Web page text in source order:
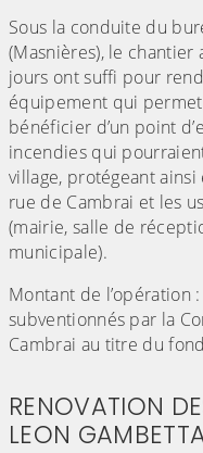
Sous la conduite du
(Masnières), le
jours ont suffi pour
équipement qui
bénéficier d’un point
incendies qui
village, protégeant
rue de Cambrai et les
(mairie, salle de
municipale).
Montant de l’opération
subventionnés par la
Cambrai au titre du
RENOVATION
LEON